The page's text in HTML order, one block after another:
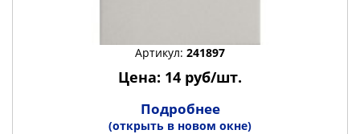
Артикул: 241897
Цена: 14 руб/шт.
Подробнее
(открыть в новом окне)